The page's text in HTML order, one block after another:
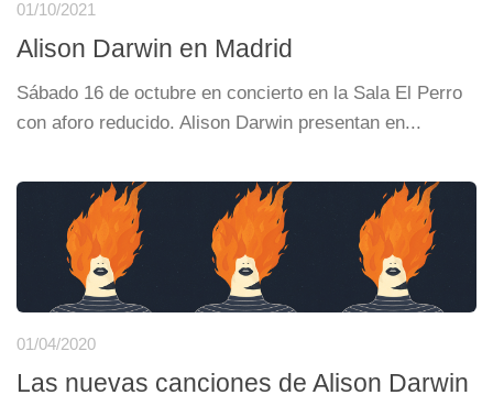
01/10/2021
Alison Darwin en Madrid
Sábado 16 de octubre en concierto en la Sala El Perro
con aforo reducido. Alison Darwin presentan en...
01/04/2020
Las nuevas canciones de Alison Darwin